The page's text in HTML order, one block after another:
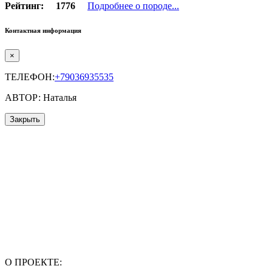
Рейтинг:
1776 Подробнее о породе...
Контактная информация
×
ТЕЛЕФОН:+79036935535
АВТОР: Наталья
Закрыть
О ПРОЕКТЕ: